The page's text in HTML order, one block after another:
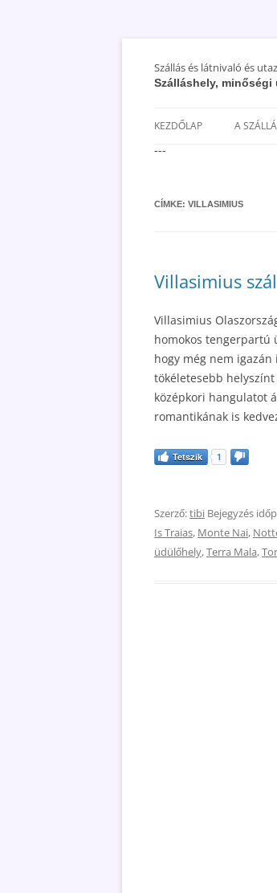
Szállás és látnivaló és
Szálláshely,
KEZDŐLAP A
---
CÍMKE: VILLASIMIUS
Villasimius
Villasimius
homokos tengerpartú
hogy még nem
tökéletesebb
középkori hangulatot
romantikának is
Tetszik 1
Szerző:tibi Bejegyzés
Is Traias, Monte Nai,
üdülőhely,Terra Mala,